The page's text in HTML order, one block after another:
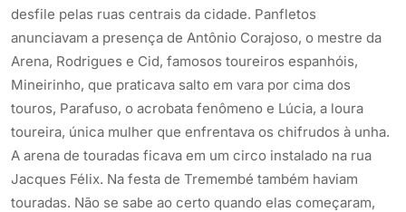
desfile pelas ruas centrais da cidade. Panfletos
anunciavam a presença de Antônio Corajoso, o mestre da
Arena, Rodrigues e Cid, famosos toureiros espanhóis,
Mineirinho, que praticava salto em vara por cima dos
touros, Parafuso, o acrobata fenômeno e Lúcia, a loura
toureira, única mulher que enfrentava os chifrudos à unha.
A arena de touradas ficava em um circo instalado na rua
Jacques Félix. Na festa de Tremembé também haviam
touradas. Não se sabe ao certo quando elas começaram,